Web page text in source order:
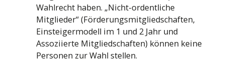
Wahlrecht haben. „Nicht-ordentliche
Mitglieder“ (Förderungsmitgliedschaften,
Einsteigermodell im 1 und 2 Jahr und
Assoziierte Mitgliedschaften) können keine
Personen zur Wahl stellen.